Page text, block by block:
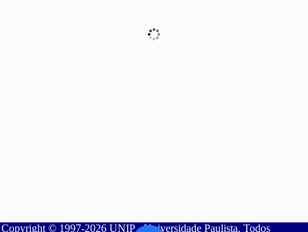
Copyright © 1997-2026 UNIP - Universidade Paulista. Todos